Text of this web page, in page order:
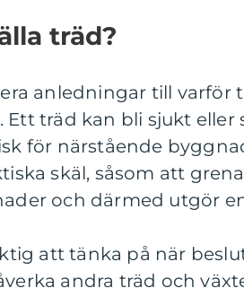
träd?
anledningar till varför
Ett träd kan bli sjukt
för närstående
skäl, såsom att
och därmed utgör
att tänka på när
andra träd och